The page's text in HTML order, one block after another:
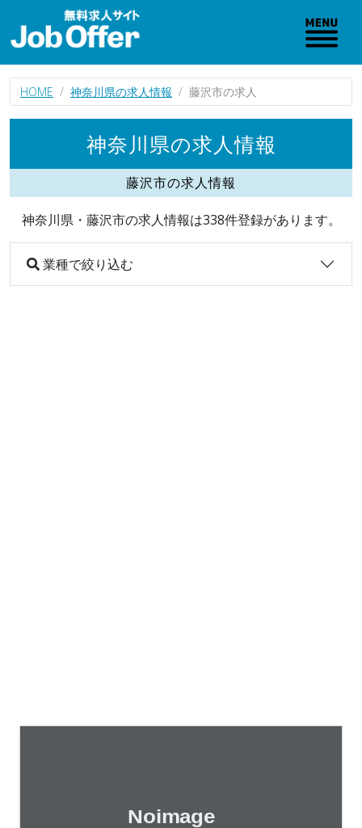
HOME 神奈川県の求人情報 藤沢市の求人
神奈川県の求人情報
藤沢市の求人情報
神奈川県・藤沢市の求人情報は338件登録があります。
業種で絞り込む